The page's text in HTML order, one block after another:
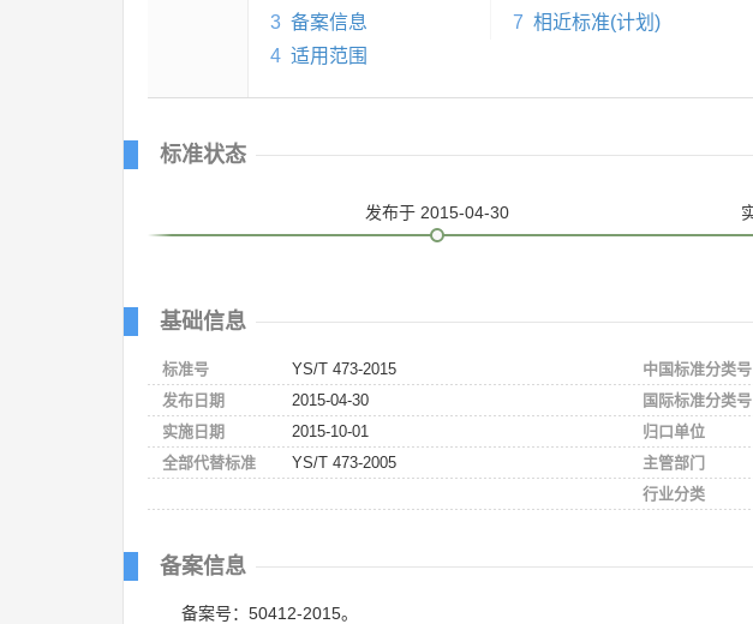
3 备案信息
4 适用范围
7 相近标准(计划)
标准状态
发布于 2015-04-30
基础信息
标准号
YS/T 473-2015
发布日期
2015-04-30
实施日期
2015-10-01
全部代替标准
YS/T 473-2005
中国标准分类号
国际标准分类号
归口单位
主管部门
行业分类
备案信息
备案号：50412-2015。